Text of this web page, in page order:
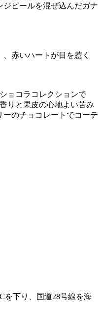
ピールを混ぜ込んだガナ
赤いハートが目を惹く
ョコラコレクションで
りと果皮の心地よい苦み
のチョコレートでコーテ
を下り、国道28号線を海